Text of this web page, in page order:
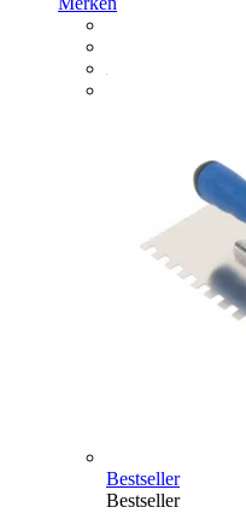
Bestseller
Bestseller